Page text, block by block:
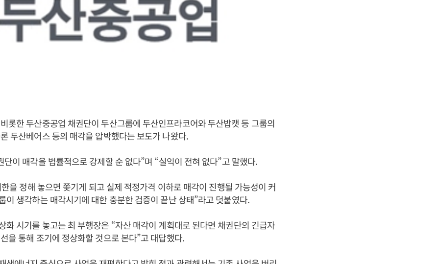
롯한 두산중공업 채권단이 두산그룹에 두산인프라코어와 두산밥캣 등 그룹의
두산베어스 등의 매각을 압박했다는 보도가 나왔다.
단이 매각을 법률적으로 강제할 순 없다”며 “실익이 전혀 없다”고 말했다.
을 정해 놓으면 쫓기게 되고 실제 적정가격 이하로 매각이 진행될 가능성이 커
이 생각하는 매각시기에 대한 충분한 검증이 끝난 상태”라고 덧붙였다.
화 시기를 놓고는 최 부행장은 “자산 매각이 계획대로 된다면 채권단의 긴급자
을 통해 조기에 정상화할 것으로 본다”고 대답했다.